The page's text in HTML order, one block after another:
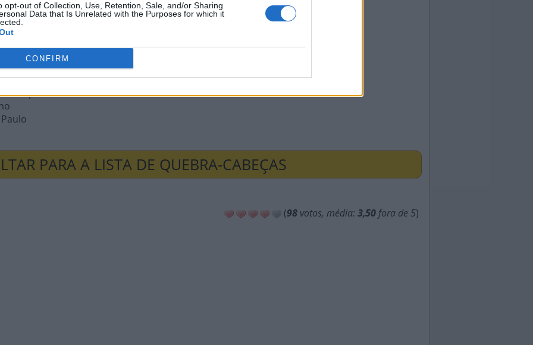
opt-out of Collection, Use, Retention, Sale, and/or Sharing
Data that Is Unrelated with the Purposes for which it
CONFIRM
em inglês
como Dakar
ATH
PARA A LISTA DE QUEBRA-CABEÇAS
(98 votos, média: 3,50 fora de 5)